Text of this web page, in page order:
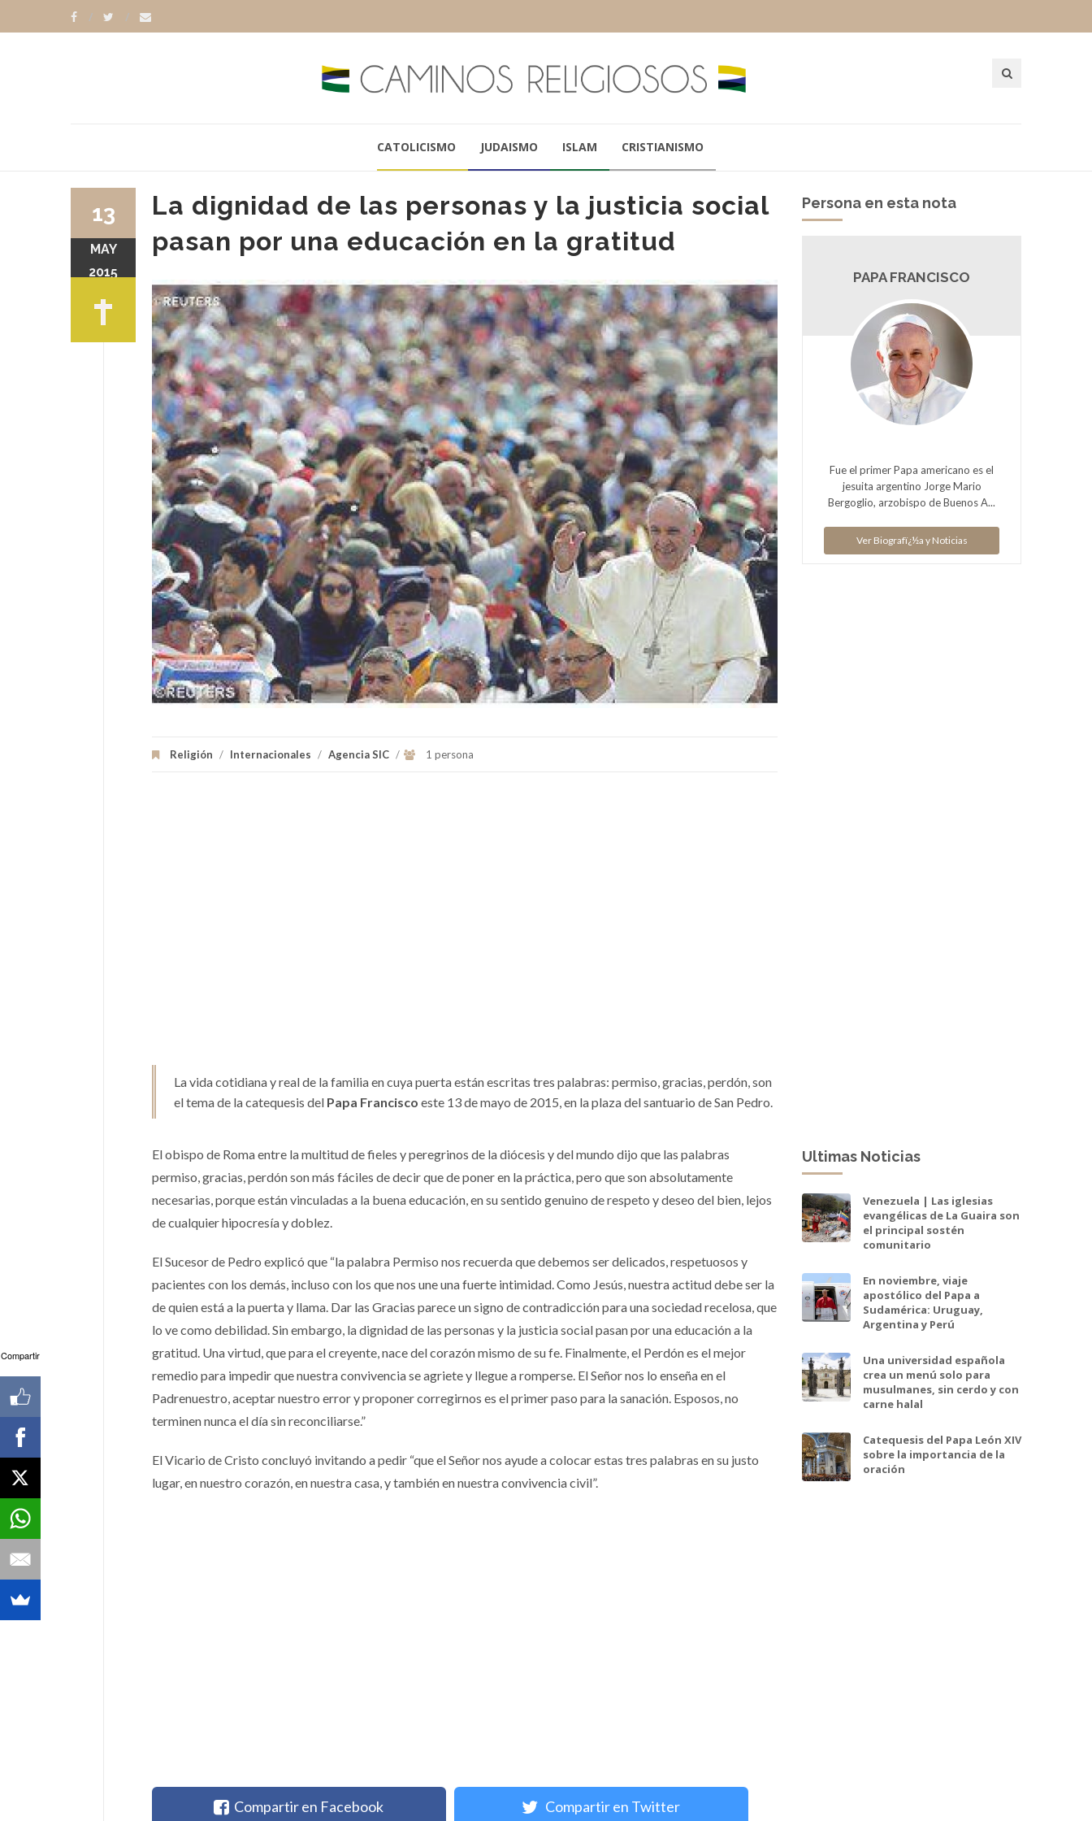
CATOLICISMO JUDAISMO ISLAM CRISTIANISMO
La dignidad de las personas y la justicia social
pasan por una educación en la gratitud
Religión / Internacionales / Agencia SIC / 1 persona
13
MAY
2015
La vida cotidiana y real de la familia en cuya puerta están escritas tres palabras: permiso, gracias, perdón, son
el tema de la catequesis del Papa Francisco este 13 de mayo de 2015, en la plaza del santuario de San Pedro.
El obispo de Roma entre la multitud de fieles y peregrinos de la diócesis y del mundo dijo que las palabras
permiso, gracias, perdón son más fáciles de decir que de poner en la práctica, pero que son absolutamente
necesarias, porque están vinculadas a la buena educación, en su sentido genuino de respeto y deseo del bien, lejos
de cualquier hipocresía y doblez.
El Sucesor de Pedro explicó que “la palabra Permiso nos recuerda que debemos ser delicados, respetuosos y
pacientes con los demás, incluso con los que nos une una fuerte intimidad. Como Jesús, nuestra actitud debe ser la
de quien está a la puerta y llama. Dar las Gracias parece un signo de contradicción para una sociedad recelosa, que
lo ve como debilidad. Sin embargo, la dignidad de las personas y la justicia social pasan por una educación a la
gratitud. Una virtud, que para el creyente, nace del corazón mismo de su fe. Finalmente, el Perdón es el mejor
remedio para impedir que nuestra convivencia se agriete y llegue a romperse. El Señor nos lo enseña en el
Padrenuestro, aceptar nuestro error y proponer corregirnos es el primer paso para la sanación. Esposos, no
terminen nunca el día sin reconciliarse.”
El Vicario de Cristo concluyó invitando a pedir “que el Señor nos ayude a colocar estas tres palabras en su justo
lugar, en nuestro corazón, en nuestra casa, y también en nuestra convivencia civil”.
Compartir en Facebook Compartir en Twitter
Persona en esta nota
PAPA FRANCISCO
Fue el primer Papa americano es el
jesuita argentino Jorge Mario
Bergoglio, arzobispo de Buenos A...
Ver Biografï¿½a y Noticias
Ultimas Noticias
Venezuela | Las iglesias
evangélicas de La Guaira son
el principal sostén
comunitario
En noviembre, viaje
apostólico del Papa a
Sudamérica: Uruguay,
Argentina y Perú
Una universidad española
crea un menú solo para
musulmanes, sin cerdo y con
carne halal
Catequesis del Papa León XIV
sobre la importancia de la
oración
Compartir